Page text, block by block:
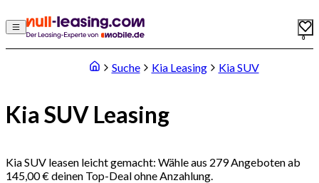
0
Suche Kia Leasing Kia SUV
Kia SUV Leasing
Kia SUV leasen leicht gemacht: Wähle aus 279 Angeboten ab
145,00 € deinen Top-Deal ohne Anzahlung.